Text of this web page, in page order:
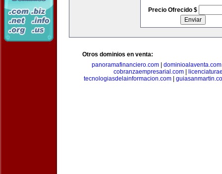
Precio Ofrecido $
Otros dominios en venta:
panoramafinanciero.com
dominioalaventa.com
cobranzaempresarial.com
tecnologiasdelainformacion.com|